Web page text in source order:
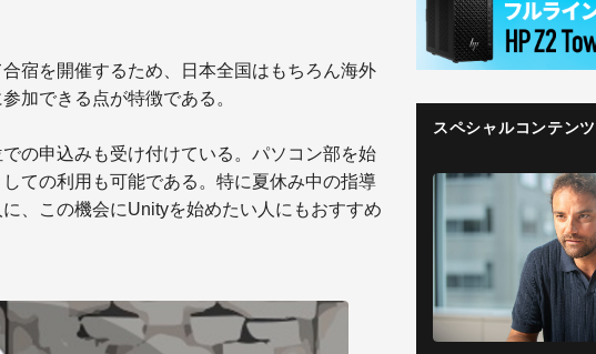
宿を開催するため、日本全国はもちろん海外
加できる点が特徴である。
の申込みも受け付けている。パソコン部を始
ての利用も可能である。特に夏休み中の指導
、この機会にUnityを始めたい人にもおすすめ
スペシャルコンテンツ